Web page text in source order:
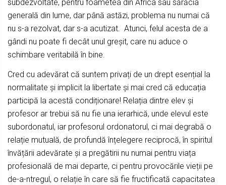
subdezvoltate, pentru foametea din Africa sau sărăcia
generală din lume, dar până astăzi, problema nu numai că
nu s-a rezolvat, dar s-a acutizat. Atunci, felul acesta de a
gândi nu poate fi decât unul greșit, care nu aduce o
schimbare veritabilă în bine.
Cred cu adevărat că suntem privați de un drept esențial la
normalitate și implicit la libertate și mai cred că educația
participă la acestă condiționare! Relația dintre elev și
profesor ar trebui să nu fie una ierarhică, unde elevul este
subordonatul, iar profesorul ordonatorul, ci mai degrabă o
relație mutuală, de profundă înțelegere reciprocă, în spiritul
învățării adevărate și a pregătirii nu numai pentru viața
profesională de mai departe, ci pentru provocările vieții pe
de-a-ntregul, o relație în care să fie fructificată capacitatea